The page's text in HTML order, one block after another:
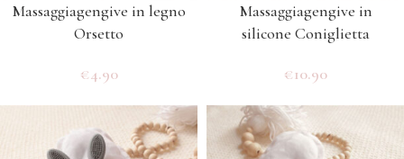
Massaggiagengive in legno
Orsetto
€4.90
Massaggiagengive in
silicone Coniglietta
€10.90